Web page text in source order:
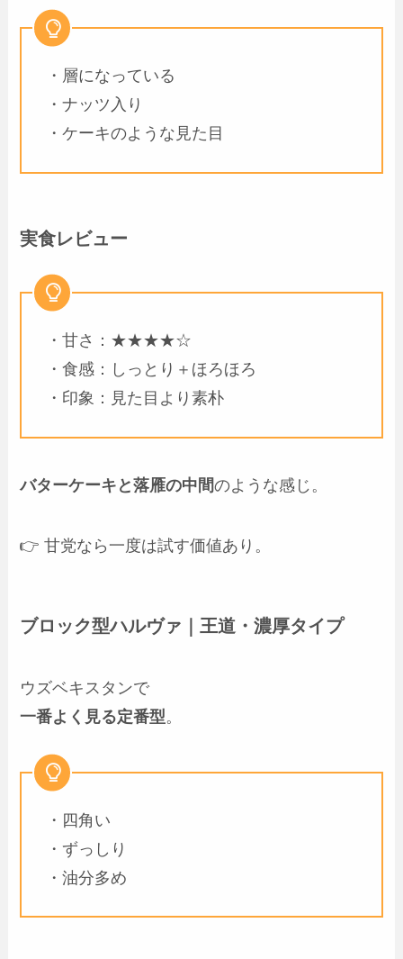
・層になっている
・ナッツ入り
・ケーキのような見た目
実食レビュー
・甘さ：★★★★☆
・食感：しっとり＋ほろほろ
・印象：見た目より素朴
バターケーキと落雁の中間のような感じ。
👉 甘党なら一度は試す価値あり。
ブロック型ハルヴァ｜王道・濃厚タイプ
ウズベキスタンで
一番よく見る定番型。
・四角い
・ずっしり
・油分多め